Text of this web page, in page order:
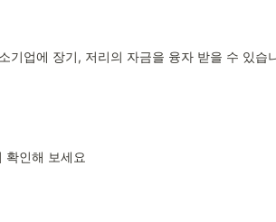
업에 장기, 저리의 자금을 융자 받을 수 있습
확인해 보세요